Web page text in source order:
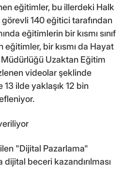
eğitimler, bu illerdeki Halk
140 eğitici tarafından
eğitimlerin bir kısmı sınıf
bir kısmı da Hayat
Uzaktan Eğitim
videolar şeklinde
ilde yaklaşık 12 bin
"Dijital Pazarlama"
beceri kazandırılması